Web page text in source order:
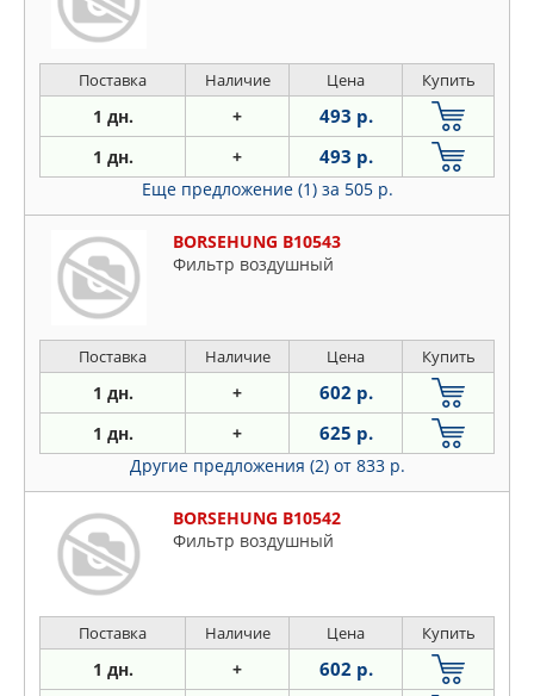
Поставка Наличие Цена Купить
1 дн. + 493 р.
1 дн. + 493 р.
Еще предложение (1) за 505 р.
BORSEHUNG B10543
Фильтр воздушный
Поставка Наличие Цена Купить
1 дн. + 602 р.
1 дн. + 625 р.
Другие предложения (2) от 833 р.
BORSEHUNG B10542
Фильтр воздушный
Поставка Наличие Цена Купить
1 дн. + 602 р.